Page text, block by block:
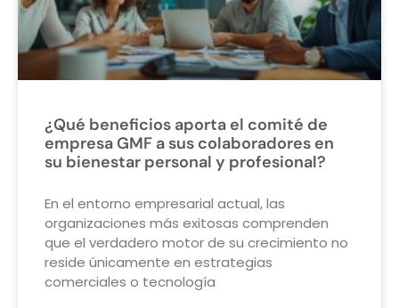
¿Qué beneficios aporta el comité de
empresa GMF a sus colaboradores en
su bienestar personal y profesional?
En el entorno empresarial actual, las
organizaciones más exitosas comprenden
que el verdadero motor de su crecimiento no
reside únicamente en estrategias
comerciales o tecnología